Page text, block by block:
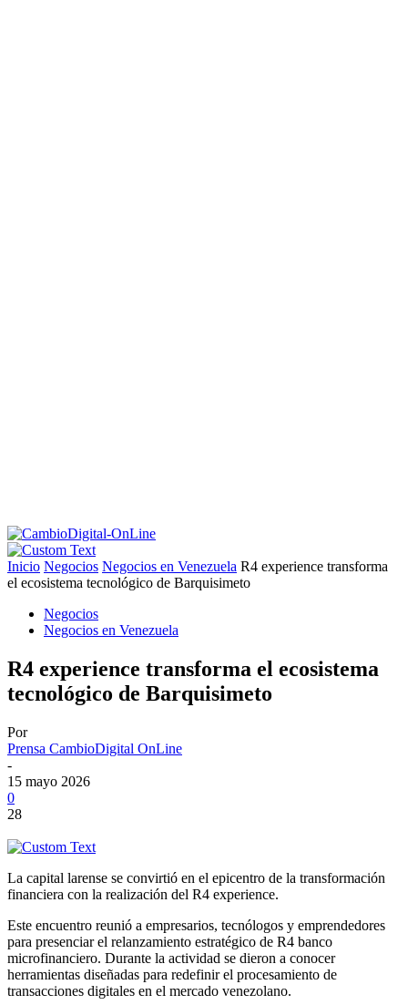
Inicio Negocios Negocios en Venezuela R4 experience transforma
el ecosistema tecnológico de Barquisimeto
Negocios
Negocios en Venezuela
R4 experience transforma el ecosistema
tecnológico de Barquisimeto
Por
Prensa CambioDigital OnLine
-
15 mayo 2026
0
28
La capital larense se convirtió en el epicentro de la transformación
financiera con la realización del R4 experience.
Este encuentro reunió a empresarios, tecnólogos y emprendedores
para presenciar el relanzamiento estratégico de R4 banco
microfinanciero. Durante la actividad se dieron a conocer
herramientas diseñadas para redefinir el procesamiento de
transacciones digitales en el mercado venezolano.